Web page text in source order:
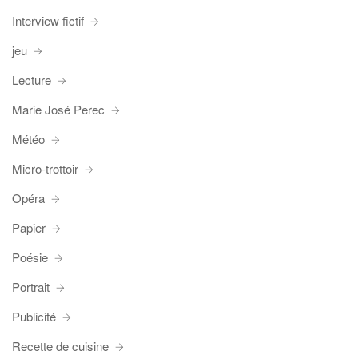
Interview fictif
jeu
Lecture
Marie José Perec
Météo
Micro-trottoir
Opéra
Papier
Poésie
Portrait
Publicité
Recette de cuisine